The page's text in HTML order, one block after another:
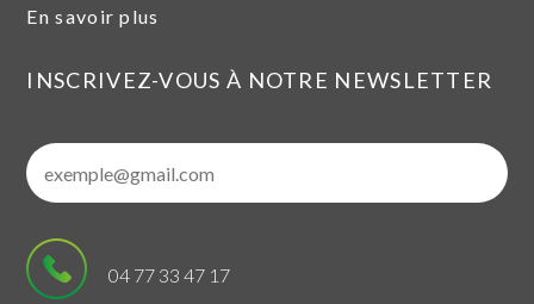
En savoir plus
INSCRIVEZ-VOUS À NOTRE NEWSLETTER
04 77 33 47 17